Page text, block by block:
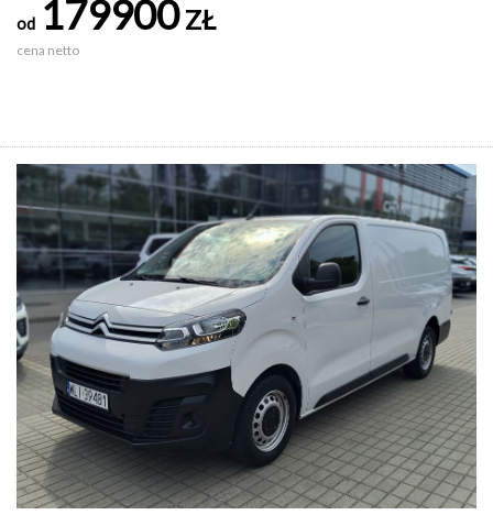
od 179900ZŁ
cena netto